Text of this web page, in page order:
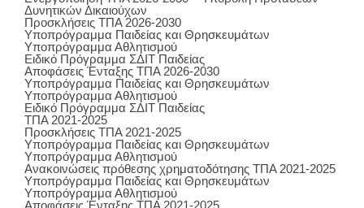
Δυνητικών Δικαιούχων
Προσκλήσεις ΤΠΑ 2026-2030
Υποπρόγραμμα Παιδείας και Θρησκευμάτων
Υποπρόγραμμα Αθλητισμού
Ειδικό Πρόγραμμα ΣΔΙΤ Παιδείας
Αποφάσεις Ένταξης ΤΠΑ 2026-2030
Υποπρόγραμμα Παιδείας και Θρησκευμάτων
Υποπρόγραμμα Αθλητισμού
Ειδικό Πρόγραμμα ΣΔΙΤ Παιδείας
ΤΠΑ 2021-2025
Προσκλήσεις ΤΠΑ 2021-2025
Υποπρόγραμμα Παιδείας και Θρησκευμάτων
Υποπρόγραμμα Αθλητισμού
Ανακοινώσεις πρόθεσης χρηματοδότησης ΤΠΑ 2021-2025
Υποπρόγραμμα Παιδείας και Θρησκευμάτων
Υποπρόγραμμα Αθλητισμού